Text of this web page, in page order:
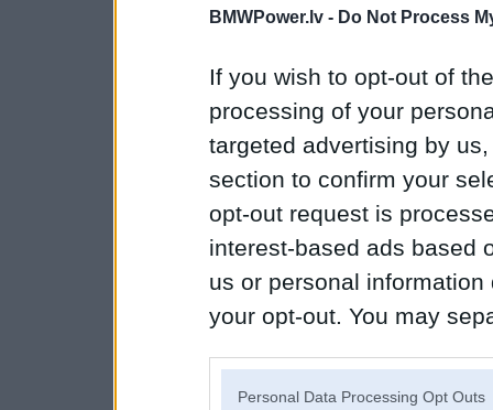
BMWPower.lv - Do Not Process
If you wish to opt-out of
processing of your
targeted advertising by
section to confirm your
opt-out request is
interest-based ads based
us or personal
your opt-out. You may
Personal Data Processing Opt Outs